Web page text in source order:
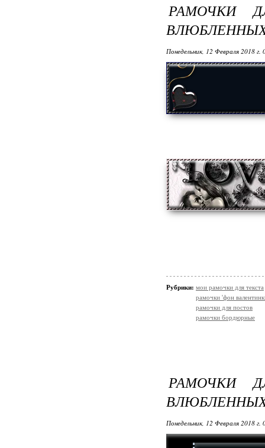
РАМОЧКИ
Понедельник, 12 Февраля 2018
Рубрики: мои рамочки для текста
рамочки 'фон
рамочки для постов
рамочки бордюрные
РАМОЧКИ
Понедельник, 12 Февраля 2018